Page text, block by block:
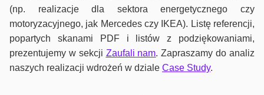
(np. realizacje dla sektora energetycznego czy
motoryzacyjnego, jak Mercedes czy IKEA). Listę referencji,
popartych skanami PDF i listów z podziękowaniami,
prezentujemy w sekcji Zaufali nam. Zapraszamy do analiz
naszych realizacji wdrożeń w dziale Case Study.